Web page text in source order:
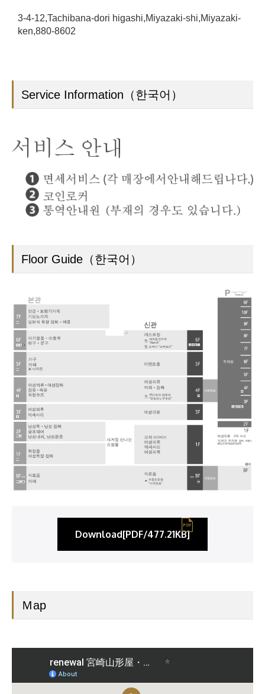
3-4-12,Tachibana-dori higashi,Miyazaki-shi,Miyazaki-
ken,880-8602
Service Information（한국어）
Floor Guide（한국어）
Download[PDF/477.21KB]
Ｍap